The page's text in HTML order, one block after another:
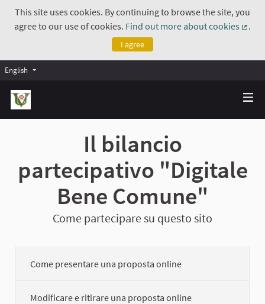
This site uses cookies. By continuing to browse the site, you
agree to our use of cookies. Find out more about cookies
.
I agree
English
Il bilancio
partecipativo "Digitale
Bene Comune"
Come partecipare su questo sito
Come presentare una proposta online
Modificare e ritirare una proposta online